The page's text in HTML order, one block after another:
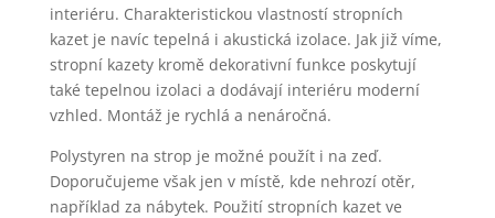
interiéru. Charakteristickou vlastností stropních
kazet je navíc tepelná i akustická izolace. Jak již víme,
stropní kazety kromě dekorativní funkce poskytují
také tepelnou izolaci a dodávají interiéru moderní
vzhled. Montáž je rychlá a nenáročná.
Polystyren na strop je možné použít i na zeď.
Doporučujeme však jen v místě, kde nehrozí otěr,
například za nábytek. Použití stropních kazet ve